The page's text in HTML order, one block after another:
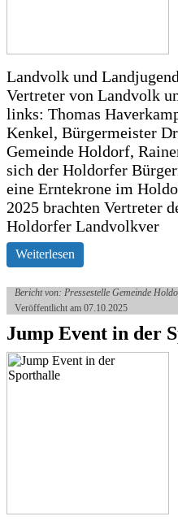
Landvolk und
Vertreter von Landvolk
links: Thomas
Kenkel, Bürgermeister
Gemeinde Holdorf,
sich der Holdorfer
eine Erntekrone im
2025 brachten Vertreter
Holdorfer Landvolkver
Weiterlesen
Bericht von: Pressestelle Gemeinde
Veröffentlicht am 07.10.2025
Jump Event in der